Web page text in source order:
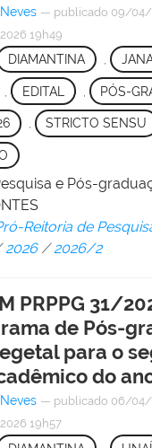
— publicado 09/04/
19h49
DIAMANTINA
EDITAL PÓS-
, STRICTO SENSU
e Pós-
Reitoria de
2026 /2026/2
PRPPG 31/
de Pós-
para o
do
— publicado 06/04/
19h57